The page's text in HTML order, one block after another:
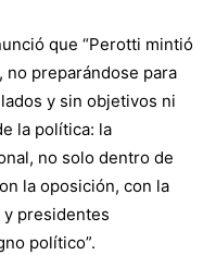
que “Perotti mintió
no preparándose para
y sin objetivos ni
la política: la
no solo dentro de
la oposición, con la
presidentes
político”.